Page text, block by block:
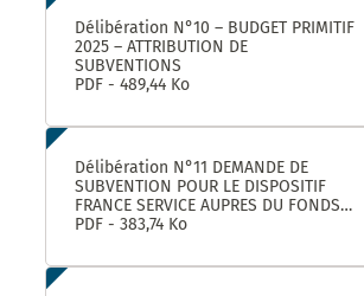
Délibération N°10 – BUDGET PRIMITIF
2025 – ATTRIBUTION DE
SUBVENTIONS
PDF - 489,44 Ko
Délibération N°11 DEMANDE DE
SUBVENTION POUR LE DISPOSITIF
FRANCE SERVICE AUPRES DU FONDS
NATIONAL D’AMENAGEMENT ET DE
DU FONDS NATIONAL FRANCE
PDF - 383,74 Ko